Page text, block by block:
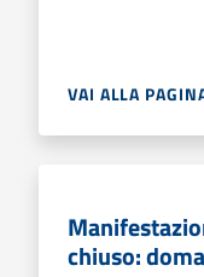
VAI ALLA
chiuso: